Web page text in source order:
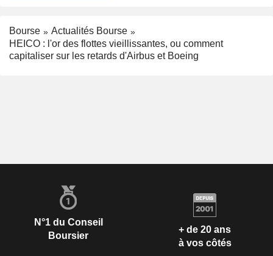
Bourse
Actualités Bourse
HEICO : l'or des flottes vieillissantes, ou comment
capitaliser sur les retards d'Airbus et Boeing
N°1 du Conseil
Boursier
+ de 20 ans
à vos côtés